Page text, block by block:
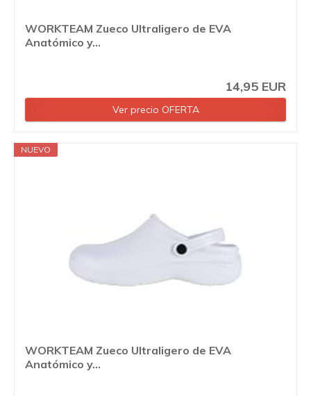
WORKTEAM Zueco Ultraligero de EVA
Anatómico y...
14,95 EUR
Ver precio OFERTA
NUEVO
WORKTEAM Zueco Ultraligero de EVA
Anatómico y...